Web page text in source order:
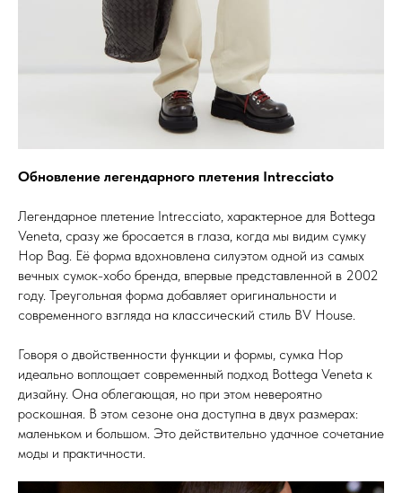
Обновление легендарного плетения Intrecciato
Легендарное плетение Intrecciato, характерное для Bottega
Veneta, сразу же бросается в глаза, когда мы видим сумку
Hop Bag. Её форма вдохновлена силуэтом одной из самых
вечных сумок-хобо бренда, впервые представленной в 2002
году. Треугольная форма добавляет оригинальности и
современного взгляда на классический стиль BV House.
Говоря о двойственности функции и формы, сумка Hop
идеально воплощает современный подход Bottega Veneta к
дизайну. Она облегающая, но при этом невероятно
роскошная. В этом сезоне она доступна в двух размерах:
маленьком и большом. Это действительно удачное сочетание
моды и практичности.